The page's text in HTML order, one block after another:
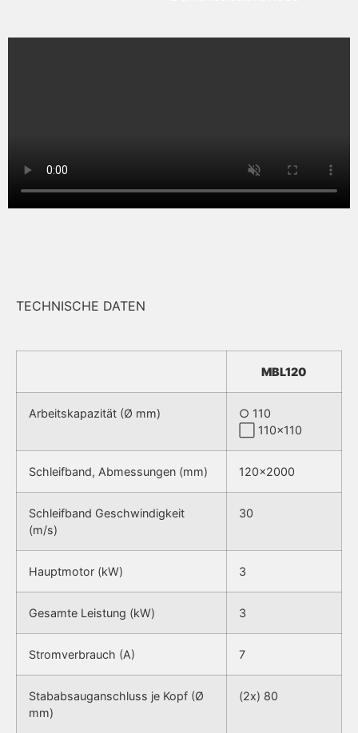
TECHNISCHE DATEN
MBL120
Arbeitskapazität (Ø mm)
○ 110
⬜ 110×110
Schleifband, Abmessungen (mm) 120×2000
Schleifband Geschwindigkeit
(m/s)
30
Hauptmotor (kW) 3
Gesamte Leistung (kW) 3
Stromverbrauch (A) 7
Stababsauganschluss je Kopf (Ø
mm)
(2x) 80